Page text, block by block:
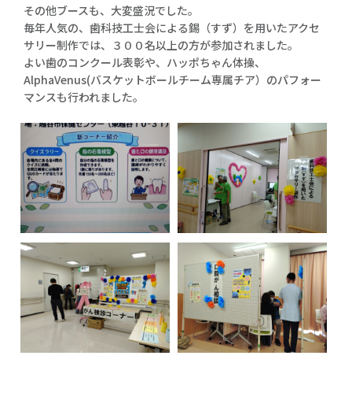
その他ブースも、大変盛況でした。
毎年人気の、歯科技工士会による錫（すず）を用いたアクセ
サリー制作では、３００名以上の方が参加されました。
よい歯のコンクール表彰や、ハッポちゃん体操、
AlphaVenus(バスケットボールチーム専属チア）のパフォー
マンスも行われました。